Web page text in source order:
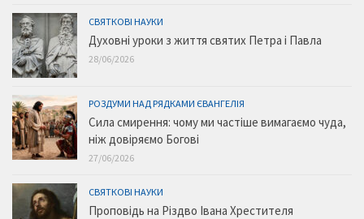
СВЯТКОВІ НАУКИ
Духовні уроки з життя святих Петра і Павла
28/06/2026
РОЗДУМИ НАД РЯДКАМИ ЄВАНГЕЛІЯ
Сила смирення: чому ми частіше вимагаємо чуда,
ніж довіряємо Богові
27/06/2026
СВЯТКОВІ НАУКИ
Проповідь на Різдво Івана Хрестителя